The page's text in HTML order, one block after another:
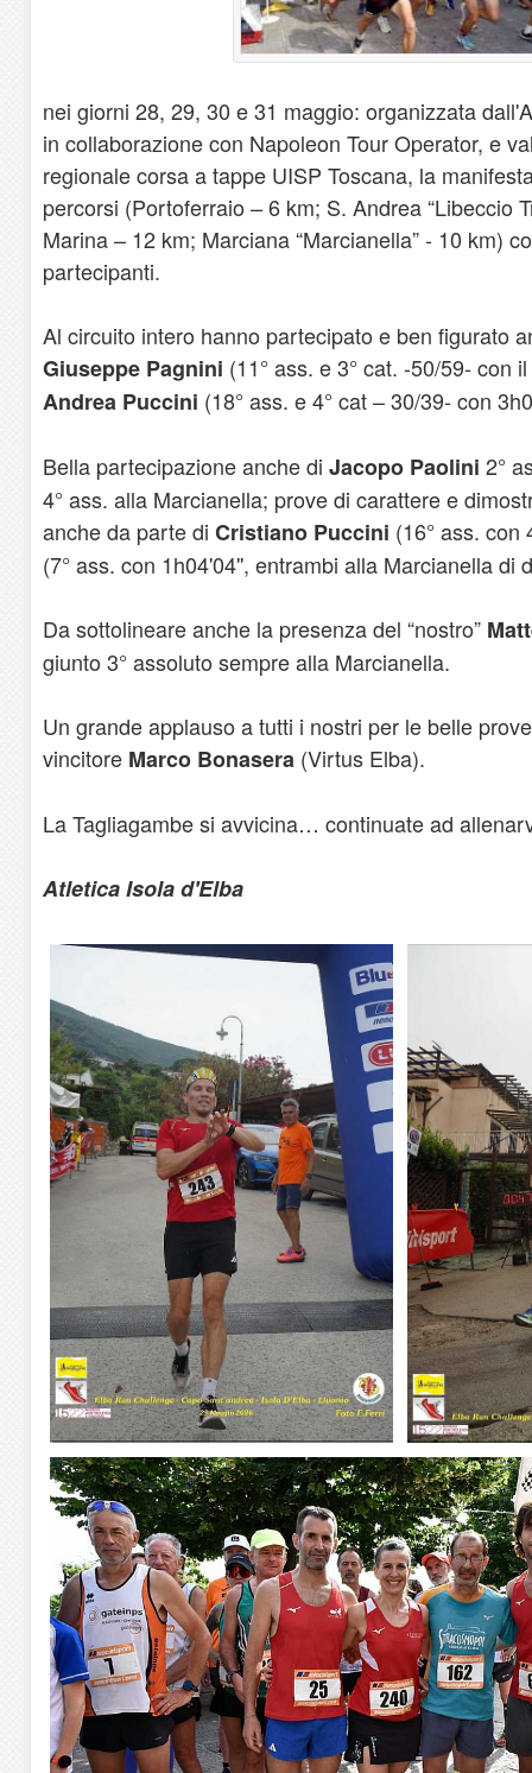
nei giorni 28, 29, 30 e 31 maggio: organizzata
in collaborazione con Napoleon Tour Operator, e
regionale corsa a tappe UISP Toscana, la
percorsi (Portoferraio – 6 km; S. Andrea “Libeccio
Marina – 12 km; Marciana “Marcianella” - 10 km)
partecipanti.
Al circuito intero hanno partecipato e ben figurato
Giuseppe Pagnini (11° ass. e 3° cat. -50/59- con
Andrea Puccini (18° ass. e 4° cat – 30/39- con
Bella partecipazione anche di Jacopo Paolini 2°
4° ass. alla Marcianella; prove di carattere e
anche da parte di Cristiano Puccini (16° ass. con
(7° ass. con 1h04'04'', entrambi alla Marcianella di
Da sottolineare anche la presenza del “nostro”
giunto 3° assoluto sempre alla Marcianella.
Un grande applauso a tutti i nostri per le belle
vincitore Marco Bonasera (Virtus Elba).
La Tagliagambe si avvicina… continuate ad
Atletica Isola d'Elba